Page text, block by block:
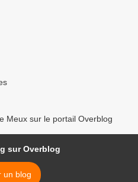
Meux sur le portail Overblog
sur Overblog
un blog